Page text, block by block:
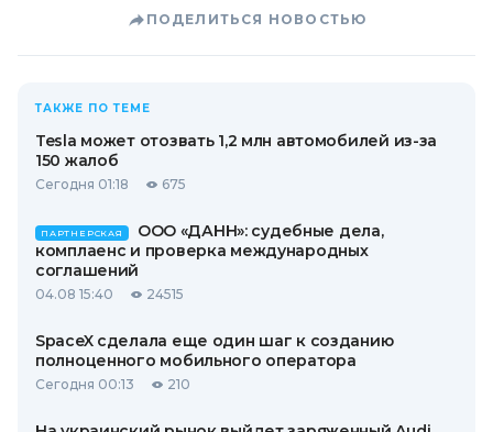
ПОДЕЛИТЬСЯ НОВОСТЬЮ
ТАКЖЕ ПО ТЕМЕ
Tesla может отозвать 1,2 млн автомобилей из-за
150 жалоб
Сегодня 01:18 675
ПАРТНЕРСКАЯ
ООО «ДАНН»: судебные дела,
комплаенс и проверка международных
соглашений
04.08 15:40 24515
SpaceX сделала еще один шаг к созданию
полноценного мобильного оператора
Сегодня 00:13 210